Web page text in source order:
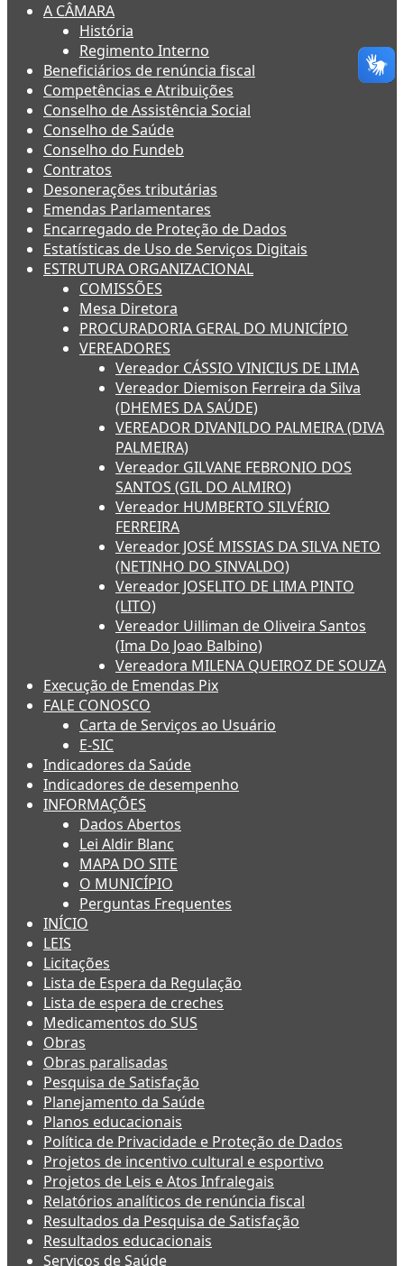
A CÂMARA
História
Regimento Interno
Beneficiários de renúncia fiscal
Competências e Atribuições
Conselho de Assistência Social
Conselho de Saúde
Conselho do Fundeb
Contratos
Desonerações tributárias
Emendas Parlamentares
Encarregado de Proteção de Dados
Estatísticas de Uso de Serviços Digitais
ESTRUTURA ORGANIZACIONAL
COMISSÕES
Mesa Diretora
PROCURADORIA GERAL DO MUNICÍPIO
VEREADORES
Vereador CÁSSIO VINICIUS DE LIMA
Vereador Diemison Ferreira da Silva
(DHEMES DA SAÚDE)
VEREADOR DIVANILDO PALMEIRA (DIVA
PALMEIRA)
Vereador GILVANE FEBRONIO DOS
SANTOS (GIL DO ALMIRO)
Vereador HUMBERTO SILVÉRIO
FERREIRA
Vereador JOSÉ MISSIAS DA SILVA NETO
(NETINHO DO SINVALDO)
Vereador JOSELITO DE LIMA PINTO
(LITO)
Vereador Uilliman de Oliveira Santos
(Ima Do Joao Balbino)
Vereadora MILENA QUEIROZ DE SOUZA
Execução de Emendas Pix
FALE CONOSCO
Carta de Serviços ao Usuário
E-SIC
Indicadores da Saúde
Indicadores de desempenho
INFORMAÇÕES
Dados Abertos
Lei Aldir Blanc
MAPA DO SITE
O MUNICÍPIO
Perguntas Frequentes
INÍCIO
LEIS
Licitações
Lista de Espera da Regulação
Lista de espera de creches
Medicamentos do SUS
Obras
Obras paralisadas
Pesquisa de Satisfação
Planejamento da Saúde
Planos educacionais
Política de Privacidade e Proteção de Dados
Projetos de incentivo cultural e esportivo
Projetos de Leis e Atos Infralegais
Relatórios analíticos de renúncia fiscal
Resultados da Pesquisa de Satisfação
Resultados educacionais
Serviços de Saúde